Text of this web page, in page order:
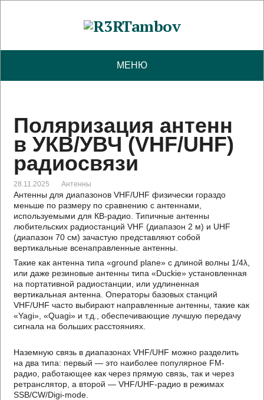
МЕНЮ
Поляризация антенн
в УКВ/УВЧ (VHF/UHF)
радиосвязи
28.11.2025 Антенны
Антенны для диапазонов VHF/UHF физически гораздо
меньше по размеру по сравнению с антеннами,
используемыми для КВ-радио. Типичные антенны
любительских радиостанций VHF (диапазон 2 м) и UHF
(диапазон 70 см) зачастую представляют собой
вертикальные всенаправленные антенны.
Такие как антенна типа «ground plane» с длиной волны 1/4λ,
или даже резиновые антенны типа «Duckie» установленная
на портативной радиостанции, или удлиненная
вертикальная антенна. Операторы базовых станций
VHF/UHF часто выбирают направленные антенны, такие как
«Yagi», «Quagi» и т.д., обеспечивающие лучшую передачу
сигнала на больших расстояниях.
Наземную связь в диапазонах VHF/UHF можно разделить
на два типа: первый — это наиболее популярное FM-
радио, работающее как через прямую связь, так и через
ретранслятор, а второй — VHF/UHF-радио в режимах
SSB/CW/Digi-mode.